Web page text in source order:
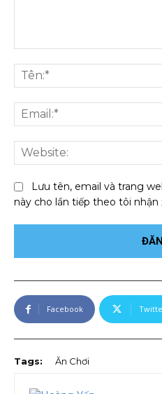
luận:
Lưu tên, email và trang
này cho lần tiếp theo tôi nhận
Facebook
Tags: Ăn Chơi